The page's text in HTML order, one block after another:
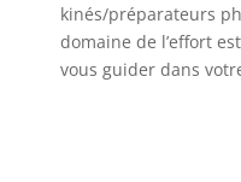
kinés/préparateurs
domaine de l’effort
vous guider dans